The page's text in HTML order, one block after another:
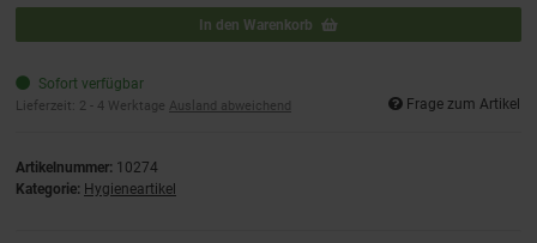
In den Warenkorb
Sofort verfügbar
Lieferzeit: 2 - 4 Werktage Ausland abweichend Frage zum Artikel
Artikelnummer: 10274
Kategorie: Hygieneartikel